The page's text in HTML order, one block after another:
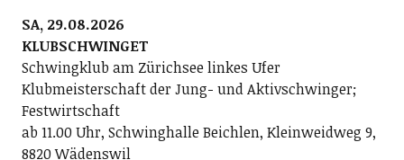
SA, 29.08.2026
KLUBSCHWINGET
Schwingklub am Zürichsee linkes Ufer
Klubmeisterschaft der Jung- und Aktivschwinger;
Festwirtschaft
ab 11.00 Uhr, Schwinghalle Beichlen, Kleinweidweg 9,
8820 Wädenswil